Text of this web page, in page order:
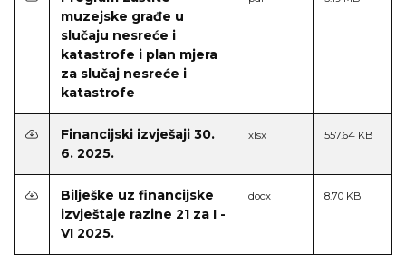
muzejske građe u
slučaju nesreće i
katastrofe i plan mjera
za slučaj nesreće i
katastrofe
Financijski izvješaji 30.
6. 2025.
xlsx 557.64 KB
Bilješke uz financijske
izvještaje razine 21 za I -
VI 2025.
docx 8.70 KB